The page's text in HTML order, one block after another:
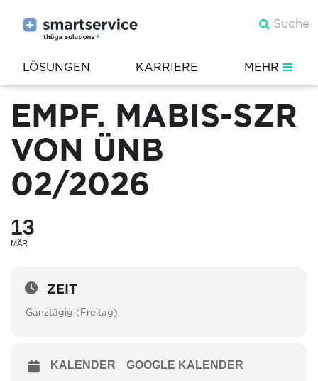
LÖSUNGEN KARRIERE MEHR
EMPF. MABIS-SZR
VON ÜNB
02/2026
13
MÄR
ZEIT
Ganztägig (Freitag)
KALENDER GOOGLE KALENDER